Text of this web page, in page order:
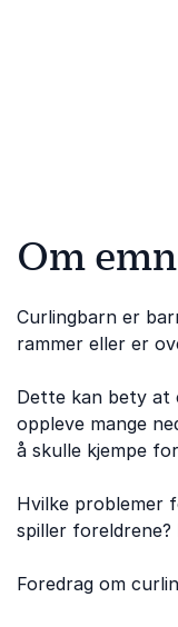
Om
Curlingbarn er
rammer eller er
Dette kan bety at
oppleve mange
å skulle kjempe
Hvilke problemer
spiller foreldrene?
Foredrag om